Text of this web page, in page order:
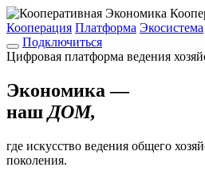
Кооперация Платформа Экосистема
Подключиться
Цифровая платформа ведения
Экономика —
наш ДОМ,
где искусство ведения общего
поколения.